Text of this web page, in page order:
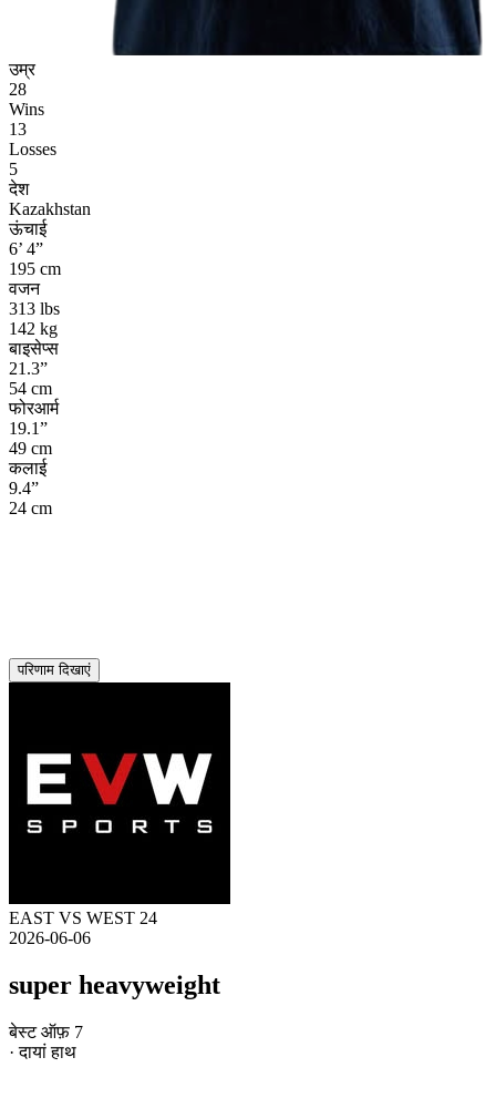
उम्र
28
Wins
13
Losses
5
देश
Kazakhstan
ऊंचाई
6’ 4”
195 cm
वजन
313 lbs
142 kg
बाइसेप्स
21.3”
54 cm
फोरआर्म
19.1”
49 cm
कलाई
9.4”
24 cm
परिणाम दिखाएं
EAST VS WEST 24
2026-06-06
super heavyweight
बेस्ट ऑफ़ 7
· दायां हाथ